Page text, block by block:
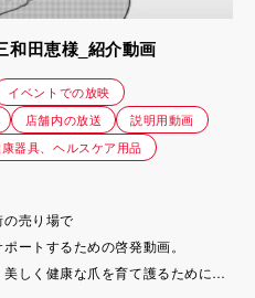
田恵様_紹介動画
イベントでの放映
店舗内の放送
説明用動画
器具、ヘルスケア用品
売り場で
ートするための啓発動画。
しく健康な爪を育て護るために欠